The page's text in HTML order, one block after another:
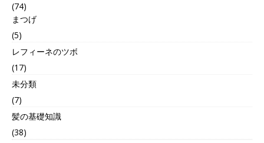
(74)
まつげ
(5)
レフィーネのツボ
(17)
未分類
(7)
髪の基礎知識
(38)